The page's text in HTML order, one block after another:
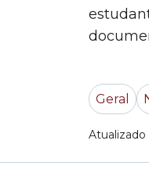
eles
de
Geral